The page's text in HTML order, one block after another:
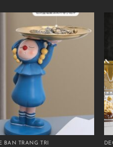
BÀN TRANG TRÍ